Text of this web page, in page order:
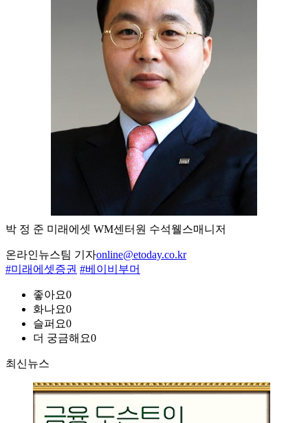
박 정 준 미래에셋 WM센터원 수석웰스매니저
온라인뉴스팀 기자online@etoday.co.kr
#미래에셋증권 #베이비부머
좋아요0
화나요0
슬퍼요0
더 궁금해요0
최신뉴스